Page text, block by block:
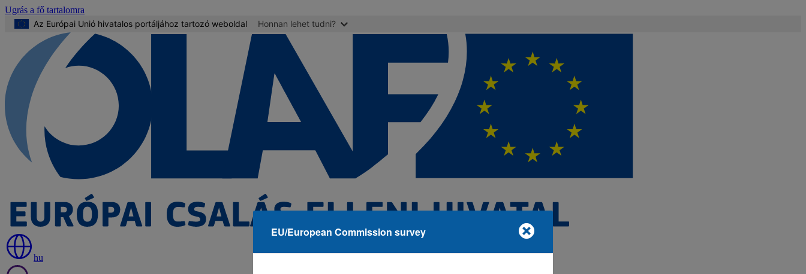
Ugrás a fő tartalomra
Az Európai Unió hivatalos portáljához tartozó weboldal
Honnan lehet tudni?
hu
EU/European Commission survey